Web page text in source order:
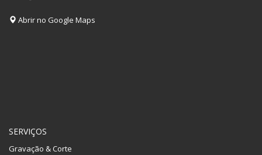
Abrir no Google Maps
SERVIÇOS
Gravação & Corte